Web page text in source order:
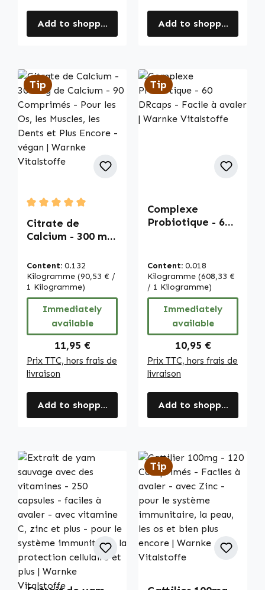
Add to shopping cart Add to shopping cart
Tip
Average rating of 5 out of 5 stars
Citrate de
Calcium - 300 mg
Comprimés - Pour
les Os, les
Muscles, les
Dents et Plus
Encore - végan |
Warnke
Vitalstoffe
Content: 0.132
Kilogramme (90,53 € /
1 Kilogramme)
Immediately
available
Regular price:
11,95 €
Prix TTC, hors frais de
livraison
Add to shopping cart
Tip
Complexe
Probiotique - 60
Vitalstoffe
Content: 0.018
Kilogramme (608,33 €
/ 1 Kilogramme)
Immediately
available
Regular price:
10,95 €
Prix TTC, hors frais de
livraison
Add to shopping cart
Tip